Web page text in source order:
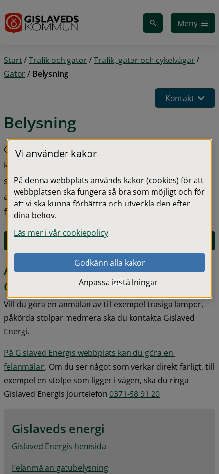
Meny
Start/Trafik och gator/Trafik, gator och cykelvägar/
Gator/ Belysning
Kontakt
Belysning
Gislaved Energi ansvarar för gatubelysningen i
kommunen. De sköter drift och underhåll samt
svarar för reparationer och förnyelse. Totalt
ansvarar de för 9 000 armaturer inklusive stolpar,
fundament, kablar, styrutrustning medmera.
Anmäl trasig gatubelysning till
Gislaved Energi
Vill du göra en anmälan av till exempel trasiga lampor,
påkörda stolpar medmera ska du kontakta Gislaved
Energi.
På Gislaved Energis webbplats kan du göra en
felanmälan. Om du ser något som verkar direkt farligt, till
exempel en stolpe som ligger i vägen, ska du ringa
Gislaved Energis jourtelefon 0371-58 91 20
Gislaveds energi
Gislaved Energis hemsida
Felanmälan gatubelysning
Vi använder kakor
På denna webbplats används kakor (cookies) för att
webbplatsen ska fungera så bra som möjligt och för
att vi ska kunna förbättra och utveckla den efter
dina behov.
Läs mer i vår cookiepolicy
Godkänn alla kakor
Anpassa inställningar